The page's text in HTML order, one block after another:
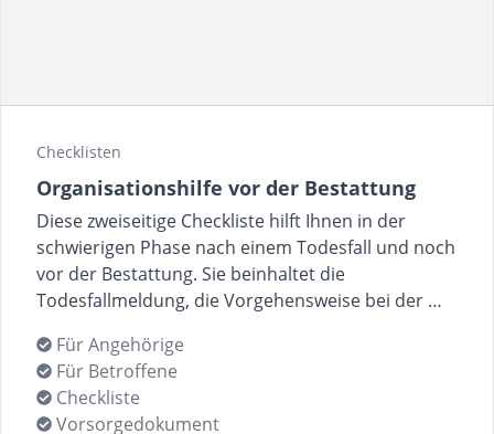
Checklisten
Organisationshilfe vor der Bestattung
Diese zweiseitige Checkliste hilft Ihnen in der
schwierigen Phase nach einem Todesfall und noch
vor der Bestattung. Sie beinhaltet die
Todesfallmeldung, die Vorgehensweise bei der …
Für Angehörige
Für Betroffene
Checkliste
Vorsorgedokument